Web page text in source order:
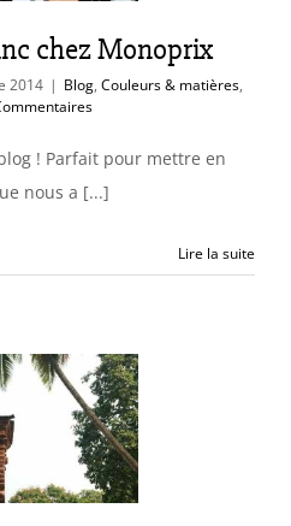
chez Monoprix
2014 | Blog, Couleurs & matières,
! Parfait pour mettre en
nous a [...]
Lire la suite